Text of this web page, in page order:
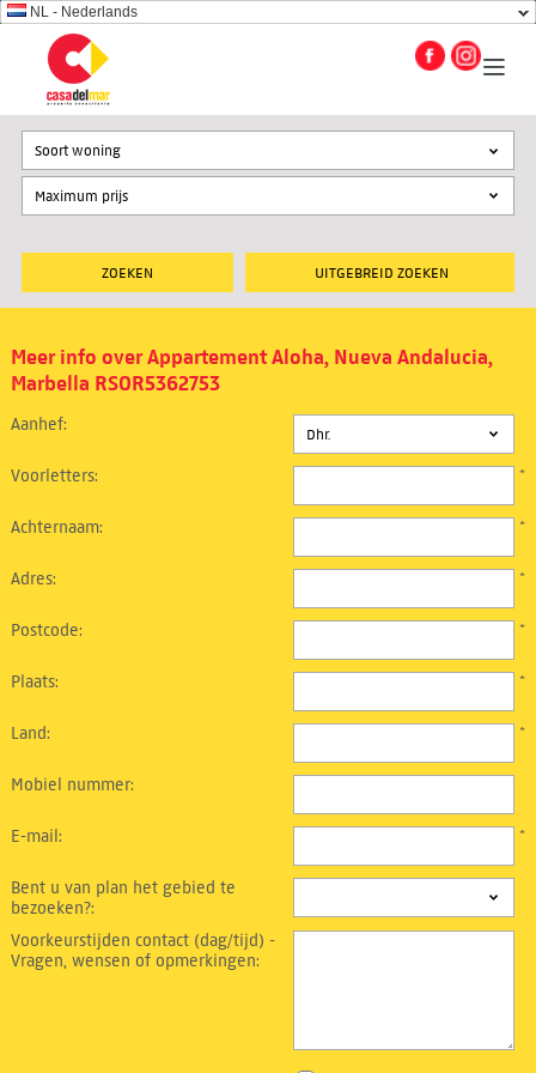
NL - Nederlands
UITGEBREID ZOEKEN
Soort woning
Meer info over Appartement Aloha, Nueva Andalucia,
Marbella RSOR5362753
Aanhef:
Voorletters: *
Achternaam: *
Adres: *
Postcode: *
Plaats: *
Land: *
Mobiel nummer:
E-mail: *
Bent u van plan het gebied te
bezoeken?:
Voorkeurstijden contact (dag/tijd) -
Vragen, wensen of opmerkingen: